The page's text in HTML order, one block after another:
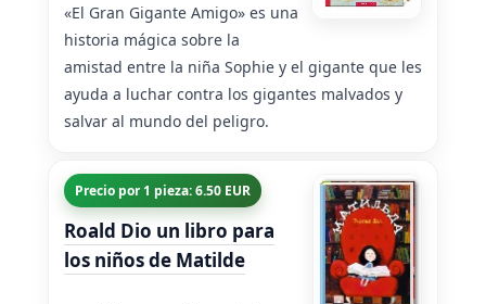
«El Gran Gigante Amigo» es una
historia mágica sobre la
amistad entre la niña Sophie y el gigante que les
ayuda a luchar contra los gigantes malvados y
salvar al mundo del peligro.
Precio por 1 pieza: 6.50 EUR
Roald Dio un libro para
los niños de Matilde